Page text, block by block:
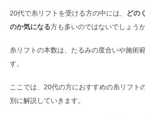
20代で糸リフトを受ける方の中には、
どの
のか気になる方も多いのではないでしょうか
糸リフトの本数は、たるみの度合いや施術
す。
ここでは、20代の方におすすめの糸リフト
別に解説していきます。